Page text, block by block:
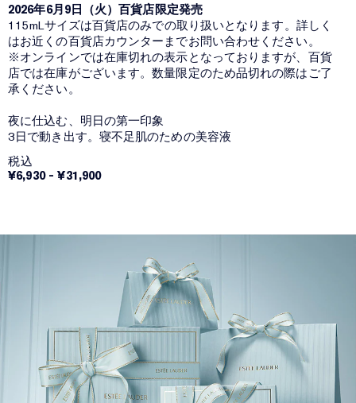
2026年6月9日（火）百貨店限定発売
115mLサイズは百貨店のみでの取り扱いとなります。詳しく
はお近くの百貨店カウンターまでお問い合わせください。
※オンラインでは在庫切れの表示となっておりますが、百貨
店では在庫がございます。数量限定のため品切れの際はご了
承ください。
夜に仕込む、明日の第一印象
3日で動き出す。寝不足肌のための美容液
税込
¥6,930-¥31,900